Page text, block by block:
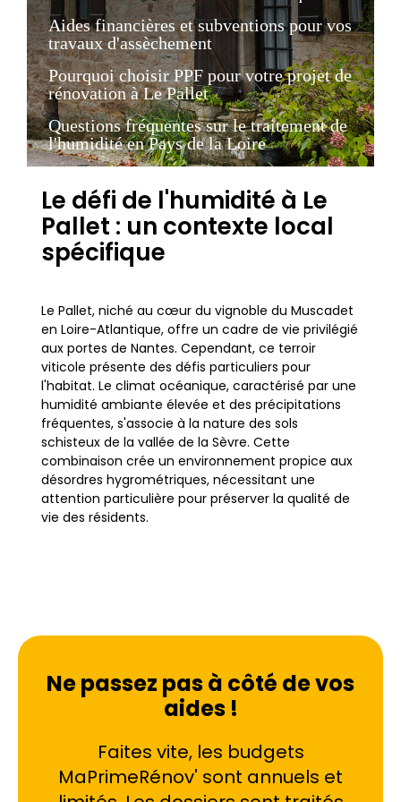
Aides financières et subventions pour vos
travaux d'assèchement
Pourquoi choisir PPF pour votre projet de
rénovation à Le Pallet
Questions fréquentes sur le traitement de
l'humidité en Pays de la Loire
Le défi de l'humidité à Le
Pallet : un contexte local
spécifique
Le Pallet, niché au cœur du vignoble du Muscadet
en Loire-Atlantique, offre un cadre de vie privilégié
aux portes de Nantes. Cependant, ce terroir
viticole présente des défis particuliers pour
l'habitat. Le climat océanique, caractérisé par une
humidité ambiante élevée et des précipitations
fréquentes, s'associe à la nature des sols
schisteux de la vallée de la Sèvre. Cette
combinaison crée un environnement propice aux
désordres hygrométriques, nécessitant une
attention particulière pour préserver la qualité de
vie des résidents.
face à des problématiques récurrentes. Les murs
vigneronnes, sont particulièrement sensibles aux
remontées capillaires. À l'inverse, les pavillons
modernes peuvent souffrir de condensation due à
l'humidité devient alors une priorité absolue pour
éviter la dégradation progressive du bâti.
Ne passez pas à côté de vos
aides !
Faites vite, les budgets
MaPrimeRénov' sont annuels et